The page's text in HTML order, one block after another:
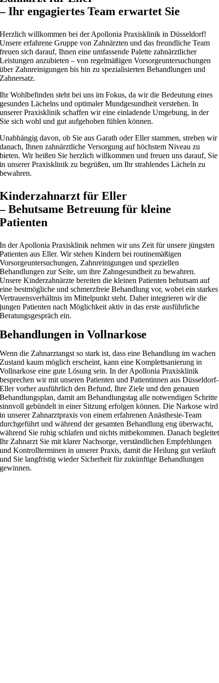
– Ihr engagiertes Team erwartet Sie
Herzlich willkommen bei der Apollonia Praxisklinik in Düsseldorf!
Unsere erfahrene Gruppe von Zahnärzten und das freundliche Team
freuen sich darauf, Ihnen eine umfassende Palette zahnärztlicher
Leistungen anzubieten – von regelmäßigen Vorsorgeuntersuchungen
über Zahnreinigungen bis hin zu spezialisierten Behandlungen und
Zahnersatz.
Ihr Wohlbefinden steht bei uns im Fokus, da wir die Bedeutung eines
gesunden Lächelns und optimaler Mundgesundheit verstehen. In
unserer Praxisklinik schaffen wir eine einladende Umgebung, in der
Sie sich wohl und gut aufgehoben fühlen können.
Unabhängig davon, ob Sie aus Garath oder Eller stammen, streben wir
danach, Ihnen zahnärztliche Versorgung auf höchstem Niveau zu
bieten. Wir heißen Sie herzlich willkommen und freuen uns darauf, Sie
in unserer Praxisklinik zu begrüßen, um Ihr strahlendes Lächeln zu
bewahren.
Kinderzahnarzt für Eller
– Behutsame Betreuung für kleine
Patienten
In der Apollonia Praxisklinik nehmen wir uns Zeit für unsere jüngsten
Patienten aus Eller. Wir stehen Kindern bei routinemäßigen
Vorsorgeuntersuchungen, Zahnreinigungen und speziellen
Behandlungen zur Seite, um ihre Zahngesundheit zu bewahren.
Unsere Kinderzahnärzte bereiten die kleinen Patienten behutsam auf
eine bestmögliche und schmerzfreie Behandlung vor, wobei ein starkes
Vertrauensverhältnis im Mittelpunkt steht. Daher integrieren wir die
jungen Patienten nach Möglichkeit aktiv in das erste ausführliche
Beratungsgespräch ein.
Behandlungen in Vollnarkose
Wenn die Zahnarztangst so stark ist, dass eine Behandlung im wachen
Zustand kaum möglich erscheint, kann eine Komplettsanierung in
Vollnarkose eine gute Lösung sein. In der Apollonia Praxisklinik
besprechen wir mit unseren Patienten und Patientinnen aus Düsseldorf-
Eller vorher ausführlich den Befund, Ihre Ziele und den genauen
Behandlungsplan, damit am Behandlungstag alle notwendigen Schritte
sinnvoll gebündelt in einer Sitzung erfolgen können. Die Narkose wird
in unserer Zahnarztpraxis von einem erfahrenen Anästhesie-Team
durchgeführt und während der gesamten Behandlung eng überwacht,
während Sie ruhig schlafen und nichts mitbekommen. Danach begleitet
Ihr Zahnarzt Sie mit klarer Nachsorge, verständlichen Empfehlungen
und Kontrollterminen in unserer Praxis, damit die Heilung gut verläuft
und Sie langfristig wieder Sicherheit für zukünftige Behandlungen
gewinnen.